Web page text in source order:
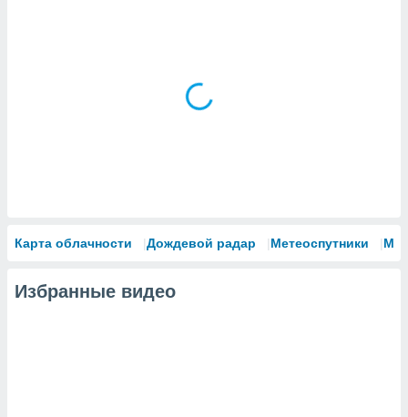
Карта облачности Дождевой радар Метеоспутники
Избранные видео